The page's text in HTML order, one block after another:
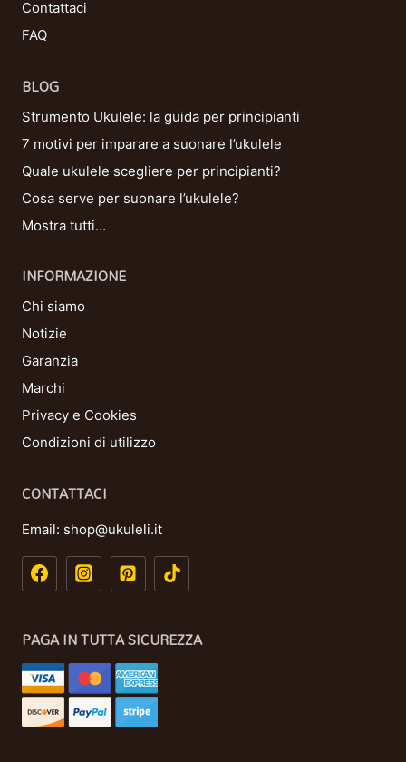
Contattaci
FAQ
BLOG
Strumento Ukulele: la guida per principianti
7 motivi per imparare a suonare l’ukulele
Quale ukulele scegliere per principianti?
Cosa serve per suonare l’ukulele?
Mostra tutti…
INFORMAZIONE
Chi siamo
Notizie
Garanzia
Marchi
Privacy e Cookies
Condizioni di utilizzo
CONTATTACI
Email: shop@ukuleli.it
PAGA IN TUTTA SICUREZZA